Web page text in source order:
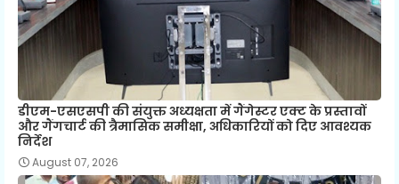
डीएम-एसएसपी की संयुक्त अध्यक्षता में गैंगेस्टर एक्ट के प्रस्तावों
और गैंगचार्ट की त्रैमासिक समीक्षा, अधिकारियों को दिए आवश्यक
निर्देश
August 07, 2026